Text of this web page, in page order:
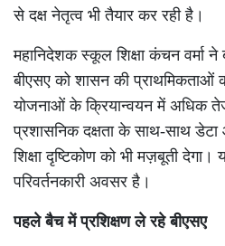
से दक्ष नेतृत्व भी तैयार कर रही है।
महानिदेशक स्कूल शिक्षा कंचन वर्मा ने
बीएसए को शासन की प्राथमिकताओं
योजनाओं के क्रियान्वयन में अधिक
प्रशासनिक दक्षता के साथ-साथ डेटा
शिक्षा दृष्टिकोण को भी मज़बूती
परिवर्तनकारी अवसर है।
पहले बैच में प्रशिक्षण ले रहे बीएसए